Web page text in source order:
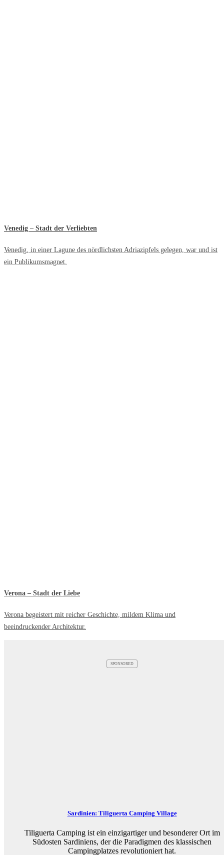
Venedig – Stadt der Verliebten
Venedig, in einer Lagune des nördlichsten Adriazipfels gelegen, war und ist
ein Publikumsmagnet.
Verona – Stadt der Liebe
Verona begeistert mit reicher Geschichte, mildem Klima und
beeindruckender Architektur.
SPONSORED
Sardinien: Tiliguerta Camping Village
Tiliguerta Camping ist ein einzigartiger und besonderer Ort im
Südosten Sardiniens, der die Paradigmen des klassischen
Campingplatzes revolutioniert hat.